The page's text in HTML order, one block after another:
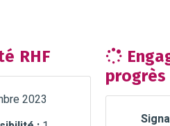
RHF
2023
progrès